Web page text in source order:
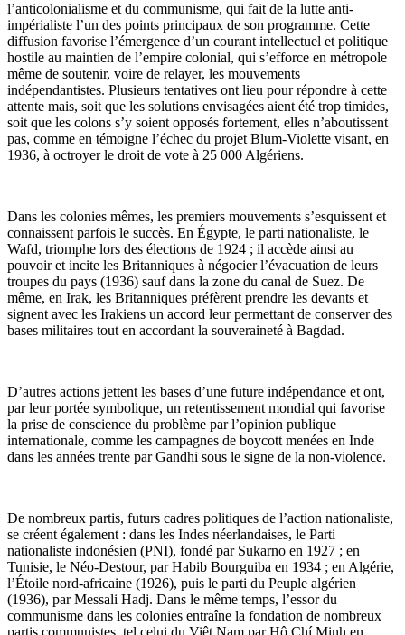
l’anticolonialisme et du communisme, qui fait de la lutte anti-
impérialiste l’un des points principaux de son programme. Cette
diffusion favorise l’émergence d’un courant intellectuel et politique
hostile au maintien de l’empire colonial, qui s’efforce en métropole
même de soutenir, voire de relayer, les mouvements
indépendantistes. Plusieurs tentatives ont lieu pour répondre à cette
attente mais, soit que les solutions envisagées aient été trop timides,
soit que les colons s’y soient opposés fortement, elles n’aboutissent
pas, comme en témoigne l’échec du projet Blum-Violette visant, en
1936, à octroyer le droit de vote à 25 000 Algériens.
Dans les colonies mêmes, les premiers mouvements s’esquissent et
connaissent parfois le succès. En Égypte, le parti nationaliste, le
Wafd, triomphe lors des élections de 1924 ; il accède ainsi au
pouvoir et incite les Britanniques à négocier l’évacuation de leurs
troupes du pays (1936) sauf dans la zone du canal de Suez. De
même, en Irak, les Britanniques préfèrent prendre les devants et
signent avec les Irakiens un accord leur permettant de conserver des
bases militaires tout en accordant la souveraineté à Bagdad.
D’autres actions jettent les bases d’une future indépendance et ont,
par leur portée symbolique, un retentissement mondial qui favorise
la prise de conscience du problème par l’opinion publique
internationale, comme les campagnes de boycott menées en Inde
dans les années trente par Gandhi sous le signe de la non-violence.
De nombreux partis, futurs cadres politiques de l’action nationaliste,
se créent également : dans les Indes néerlandaises, le Parti
nationaliste indonésien (PNI), fondé par Sukarno en 1927 ; en
Tunisie, le Néo-Destour, par Habib Bourguiba en 1934 ; en Algérie,
l’Étoile nord-africaine (1926), puis le parti du Peuple algérien
(1936), par Messali Hadj. Dans le même temps, l’essor du
communisme dans les colonies entraîne la fondation de nombreux
partis communistes, tel celui du Viêt Nam par Hô Chí Minh en